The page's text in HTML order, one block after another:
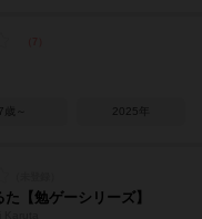
7歳～ 2025年
【勉ゲーシリーズ】